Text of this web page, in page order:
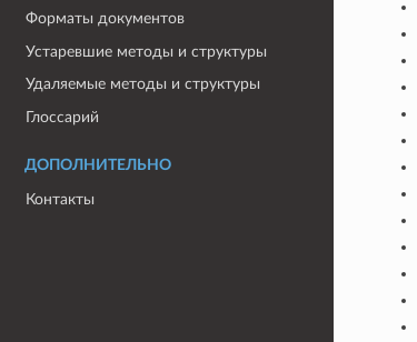
Форматы документов
Устаревшие методы и структуры
Удаляемые методы и структуры
Глоссарий
ДОПОЛНИТЕЛЬНО
Контакты